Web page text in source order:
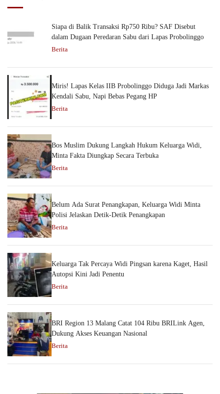
Siapa di Balik Transaksi Rp750 Ribu? SAF Disebut
dalam Dugaan Peredaran Sabu dari Lapas Probolinggo
Berita
Miris! Lapas Kelas IIB Probolinggo Diduga Jadi Markas
Kendali Sabu, Napi Bebas Pegang HP
Berita
Bos Muslim Dukung Langkah Hukum Keluarga Widi,
Minta Fakta Diungkap Secara Terbuka
Berita
Belum Ada Surat Penangkapan, Keluarga Widi Minta
Polisi Jelaskan Detik-Detik Penangkapan
Berita
Keluarga Tak Percaya Widi Pingsan karena Kaget, Hasil
Autopsi Kini Jadi Penentu
Berita
BRI Region 13 Malang Catat 104 Ribu BRILink Agen,
Dukung Akses Keuangan Nasional
Berita